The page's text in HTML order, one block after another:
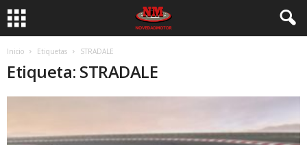
Inicio Etiquetas STRADALE
Etiqueta: STRADALE